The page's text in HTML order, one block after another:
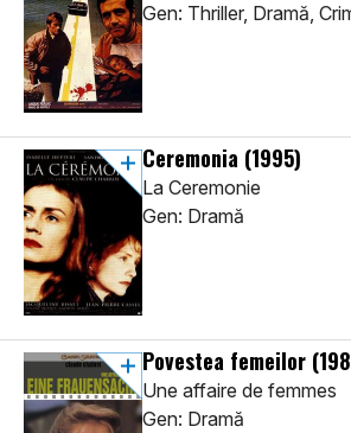
Gen: Thriller, Dramă,
Ceremonia (1995)
La Ceremonie
Gen: Dramă
Povestea femeilor
Une affaire de femmes
Gen: Dramă